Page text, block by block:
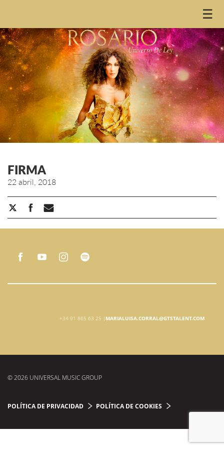
☰
FIRMA
22 abril, 2018
+34 91 865 63 25 | MARIALUISA.CORRAL@GTSTALENT.COM
© 2026 UNIVERSAL MUSIC GROUP
POLÍTICA DE PRIVACIDAD POLÍTICA DE COOKIES